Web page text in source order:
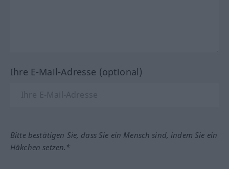
Ihre E-Mail-Adresse (optional)
Bitte bestätigen Sie, dass Sie ein Mensch sind, indem Sie ein
Häkchen setzen.*